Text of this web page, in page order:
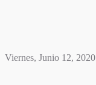
Viernes, Junio 12, 2020